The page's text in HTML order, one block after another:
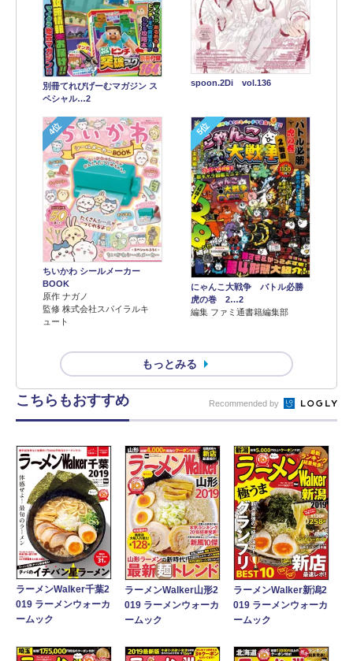
別冊てれびげーむマガジン ス
ペシャル…2
spoon.2Di vol.136
4位
ちいかわ シールメーカー
BOOK
原作 ナガノ
監修 株式会社スパイラルキ
ュート
5位
にゃんこ大戦争 バトル必勝
虎の巻 2…2
編集 ファミ通書籍編集部
もっとみる
こちらもおすすめ Recommended by
ラーメンWalker千葉2
019 ラーメンウォーカ
ームック
ラーメンWalker山形2
019 ラーメンウォーカ
ームック
ラーメンWalker新潟2
019 ラーメンウォーカ
ームック